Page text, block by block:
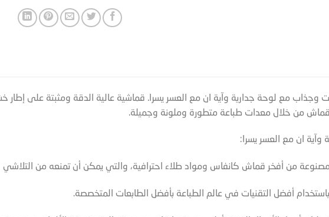
وجذاب مع لوحة جدارية وآية ان مع العسر يسرا. قماشية عالية الدقة ومثبتة على
من خلال معدات طباعة متطورة وملونة وجميلة.
وآية ان مع العسر يسرا:
من أفخر قماش كانفاس ومواد طلاء احترافية، والتي يمكن أن تمنعه من التلاشي
أفضل التقنيات في عالم الطباعة بأفضل الطابعات المتخصصة.